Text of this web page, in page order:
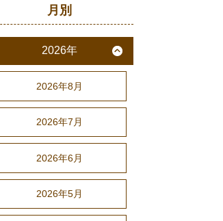
月別
2026年
2026年8月
2026年7月
2026年6月
2026年5月